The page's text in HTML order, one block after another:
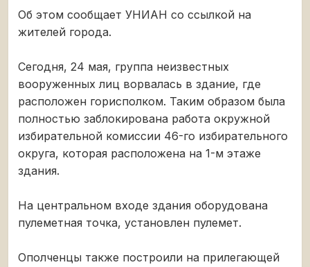
Об этом сообщает УНИАН со ссылкой на
жителей города.
Сегодня, 24 мая, группа неизвестных
вооруженных лиц ворвалась в здание, где
расположен горисполком. Таким образом была
полностью заблокирована работа окружной
избирательной комиссии 46-го избирательного
округа, которая расположена на 1-м этаже
здания.
На центральном входе здания оборудована
пулеметная точка, установлен пулемет.
Ополченцы также построили на прилегающей